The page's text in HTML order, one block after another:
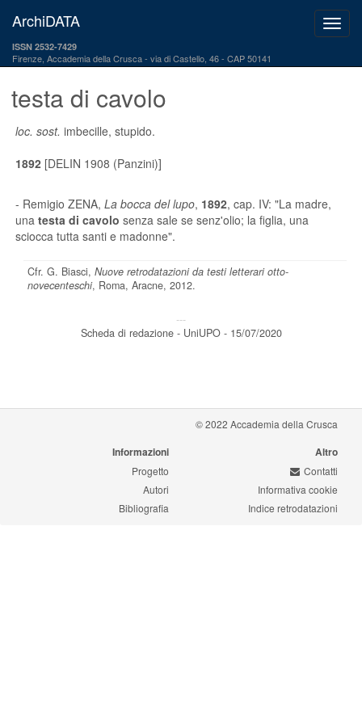
ArchiDATA
ISSN 2532-7429
Firenze, Accademia della Crusca via di Castello, 46 - CAP 50141
testa di cavolo
loc. sost. imbecille, stupido.
1892[DELIN 1908 (Panzini)]
- Remigio ZENA, La bocca del lupo, 1892, cap. IV: "La madre,
una testa di cavolo senza sale se senz'olio; la figlia, una
sciocca tutta santi e madonne".
Cfr. G. Biasci, Nuove retrodatazioni da testi letterari otto-
novecenteschi, Roma, Aracne, 2012.
---
Scheda di redazione - UniUPO - 15/07/2020
© 2022 Accademia della Crusca
Informazioni
Progetto
Autori
Bibliografia
Altro
Contatti
Informativa cookie
Indice retrodatazioni